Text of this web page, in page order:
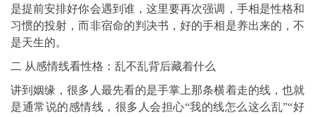
是提前安排好你会遇到谁，这里要再次强调，手相是性格和
习惯的投射，而非宿命的判决书，好的手相是养出来的，不
是天生的。
二 从感情线看性格：乱不乱背后藏着什么
讲到姻缘，很多人最先看的是手掌上那条横着走的线，也就
是通常说的感情线，很多人会担心“我的线怎么这么乱”“好